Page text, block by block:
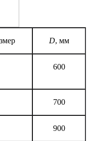
D, мм
600
700
900